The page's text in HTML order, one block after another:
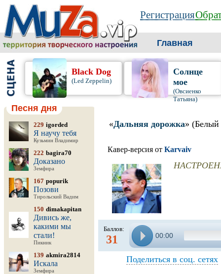
Регистрация
Главная
Black Dog
(Led Zeppelin)
Солнце
мое
(Овсиенко
Татьяна)
Песня дня
229 igorded
Я научу тебя
Кузьмин Владимир
222 bagira70
Доказано
Земфира
167 popurik
Позови
Тирольский Вадим
150 dimakapitan
Дивись же,
какими мы
стали!
Пикник
139 akmira2814
Искала
Земфира
«Дальняя дорожка» (Белый
Кавер-версия от Karvaiv
Баллов:
31 00:00
Поделиться в соц. сетях